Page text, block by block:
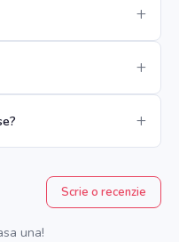
Scrie o recenzie
una!